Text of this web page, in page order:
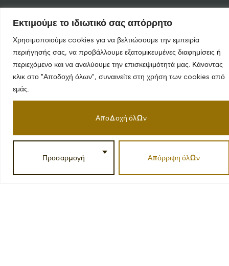
Εκτιμούμε το ιδιωτικό σας απόρρητο
Χρησιμοποιούμε cookies για να βελτιώσουμε την εμπειρία
περιήγησής σας, να προβάλλουμε εξατομικευμένες διαφημίσεις ή
περιεχόμενο και να αναλύουμε την επισκεψιμότητά μας. Κάνοντας
κλικ στο "Αποδοχή όλων", συναινείτε στη χρήση των cookies από
εμάς.
Προσαρμογή Απόρριψη όλων
Αποδοχή όλων